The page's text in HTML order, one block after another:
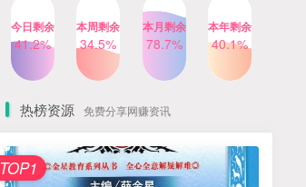
乐乐课堂小学奥数1-6年级
动画课程715集+配套练习册
高清PDF
6个月前 412人已阅读
今日剩余
41.2%
本周剩余
34.5%
本月剩余
78.7%
本年剩余
40.1%
热榜资源 免费分享网赚资讯
TOP1